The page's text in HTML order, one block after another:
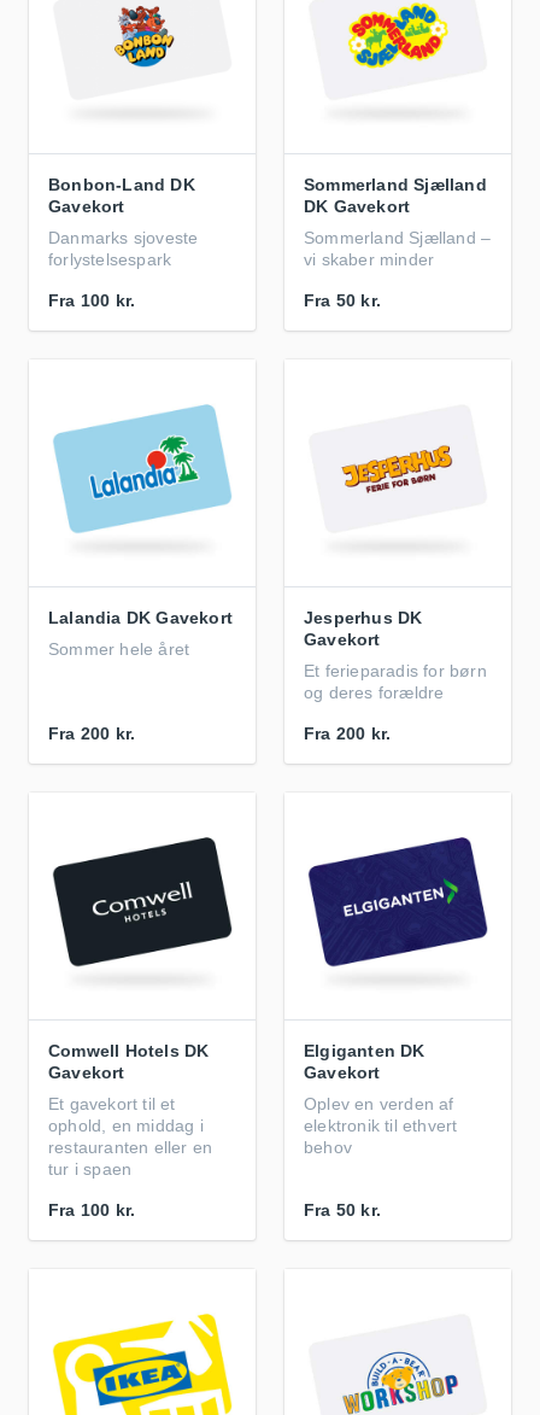
Bonbon-Land DK
Gavekort
Danmarks sjoveste
forlystelsespark
Fra 100 kr.
Sommerland Sjælland
DK Gavekort
Sommerland Sjælland –
vi skaber minder
Fra 50 kr.
Lalandia DK Gavekort
Sommer hele året
Fra 200 kr.
Jesperhus DK
Gavekort
Et ferieparadis for børn
og deres forældre
Fra 200 kr.
Comwell Hotels DK
Gavekort
Et gavekort til et
ophold, en middag i
restauranten eller en
tur i spaen
Fra 100 kr.
Elgiganten DK
Gavekort
Oplev en verden af
elektronik til ethvert
behov
Fra 50 kr.